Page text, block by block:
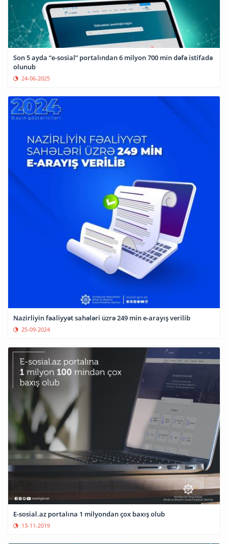
Son 5 ayda “e-sosial” portalından 6 milyon 700 min dəfə istifadə
olunub
24-06-2025
Nazirliyin fəaliyyət sahələri üzrə 249 min e-arayış verilib
25-09-2024
E-sosial.az portalına 1 milyondan çox baxış olub
13-11-2019